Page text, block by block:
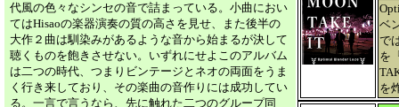
代風の色々なシンセの音で詰まっている。小曲におい
てはHisaoの楽器演奏の質の高さを見せ、また後半の
大作２曲は馴染みがあるような音から始まるが決して
聴くものを飽きさせない。いずれにせよこのアルバム
は二つの時代、つまりビンテージとネオの両面をうま
く行き来しており、その楽曲の音作りには成功してい
る。一言で言うなら、先に触れた二つのグループ同
ベ
で
を
を